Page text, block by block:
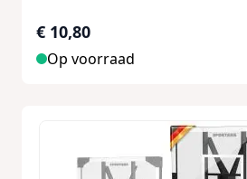
€ 10,80
Op voorraad